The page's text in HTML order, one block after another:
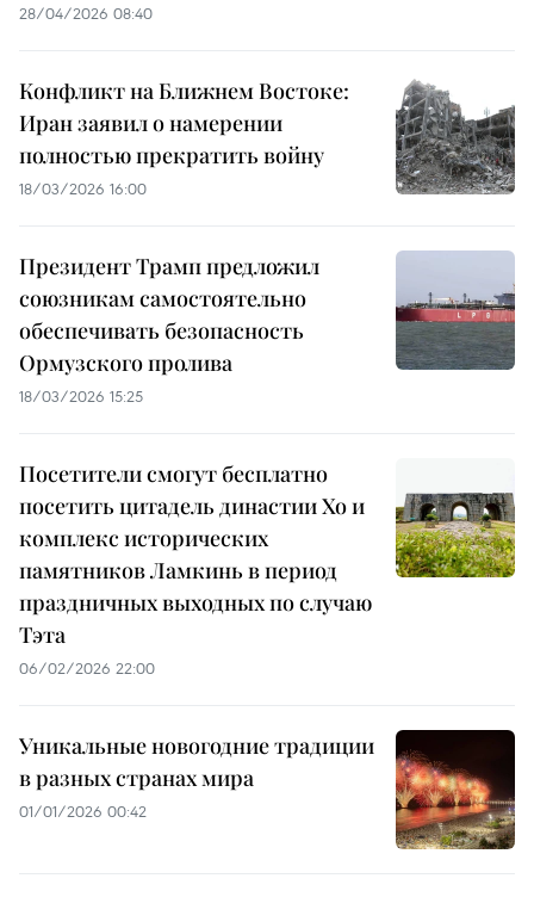
28/04/2026 08:40
Конфликт на Ближнем Востоке:
Иран заявил о намерении
полностью прекратить войну
18/03/2026 16:00
Президент Трамп предложил
союзникам самостоятельно
обеспечивать безопасность
Ормузского пролива
18/03/2026 15:25
Посетители смогут бесплатно
посетить цитадель династии Хо и
комплекс исторических
памятников Ламкинь в период
праздничных выходных по случаю
Тэта
06/02/2026 22:00
Уникальные новогодние традиции
в разных странах мира
01/01/2026 00:42